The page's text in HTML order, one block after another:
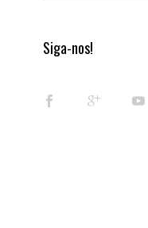
Siga-nos!